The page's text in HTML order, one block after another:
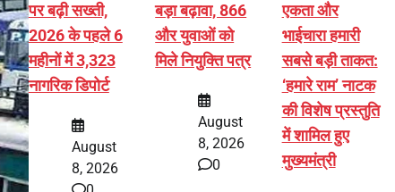
पर बढ़ी सख्ती,
2026 के पहले 6
महीनों में 3,323
नागरिक डिपोर्ट
August
8, 2026
बड़ा बढ़ावा, 866
और युवाओं को
मिले नियुक्ति पत्र
August
8, 2026
0
एकता और
भाईचारा हमारी
सबसे बड़ी ताकत:
‘हमारे राम’ नाटक
की विशेष प्रस्तुति
में शामिल हुए
मुख्यमंत्री